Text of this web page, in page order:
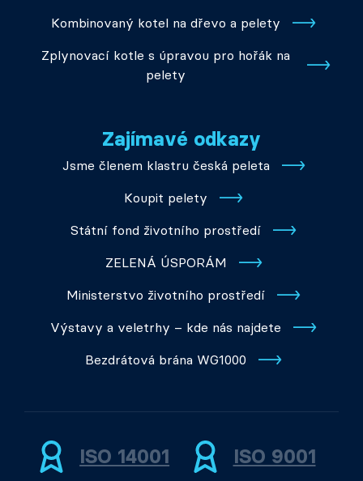
Kombinovaný kotel na dřevo a pelety
Zplynovací kotle s úpravou pro hořák na
pelety
Zajímavé odkazy
Jsme členem klastru česká peleta
Koupit pelety
Státní fond životního prostředí
ZELENÁ ÚSPORÁM
Ministerstvo životního prostředí
Výstavy a veletrhy – kde nás najdete
Bezdrátová brána WG1000
ISO 14001 ISO 9001